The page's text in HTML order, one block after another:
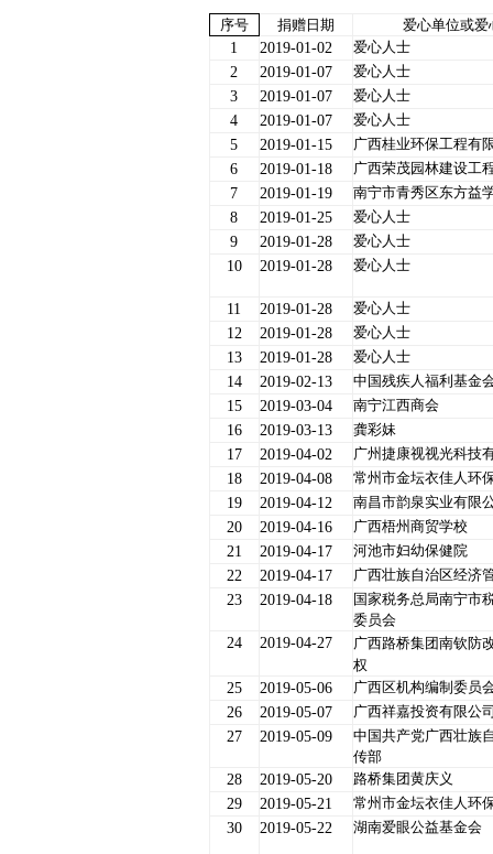
序号 捐赠日期
爱心单位或爱
1
2019-01-02
爱心人士
2
2019-01-07
爱心人士
3
2019-01-07
爱心人士
4
2019-01-07
爱心人士
5
2019-01-15
广西桂业环保工程有
6
2019-01-18
广西荣茂园林建设工
7
2019-01-19
南宁市青秀区东方益
8
2019-01-25
爱心人士
9
2019-01-28
爱心人士
10
2019-01-28 爱心人士
11 2019-01-28
爱心人士
12
2019-01-28
爱心人士
13
2019-01-28
爱心人士
14
2019-02-13
中国残疾人福利基金
15
2019-03-04
南宁江西商会
16
2019-03-13
龚彩妹
17
2019-04-02
广州捷康视视光科技
18
2019-04-08
常州市金坛衣佳人环
19
2019-04-12
南昌市韵泉实业有限
20
2019-04-16
广西梧州商贸学校
21
2019-04-17
河池市妇幼保健院
22
2019-04-17
广西壮族自治区经济
23
2019-04-18
国家税务总局南宁市
委员会
24
2019-04-27
广西路桥集团南钦防
权
25
2019-05-06
广西区机构编制委员
26
2019-05-07
广西祥嘉投资有限公
27
2019-05-09
中国共产党广西壮族
传部
28
2019-05-20
路桥集团黄庆义
29
2019-05-21
常州市金坛衣佳人环
30
2019-05-22 湖南爱眼公益基金会